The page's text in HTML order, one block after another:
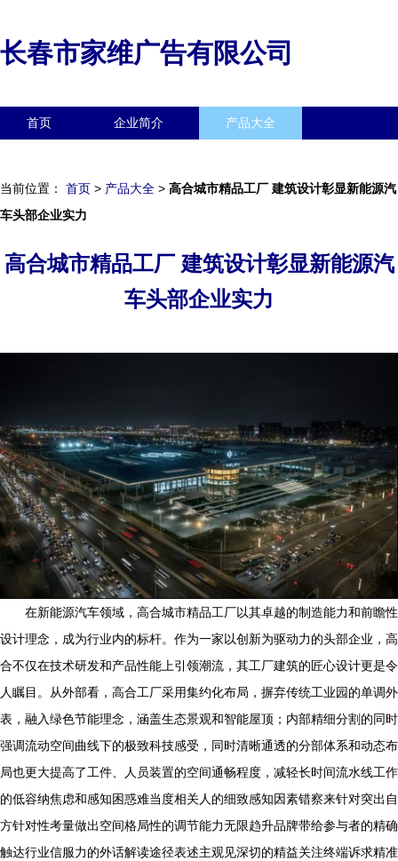
长春市家维广告有限公司
首页 企业简介 产品大全
当前位置： 首页 > 产品大全 > 高合城市精品工厂 建筑设计彰显新能源汽
车头部企业实力
高合城市精品工厂 建筑设计彰显新能源汽
车头部企业实力
在新能源汽车领域，高合城市精品工厂以其卓越的制造能力和前瞻性
设计理念，成为行业内的标杆。作为一家以创新为驱动力的头部企业，高
合不仅在技术研发和产品性能上引领潮流，其工厂建筑的匠心设计更是令
人瞩目。从外部看，高合工厂采用集约化布局，摒弃传统工业园的单调外
表，融入绿色节能理念，涵盖生态景观和智能屋顶；内部精细分割的同时
强调流动空间曲线下的极致科技感受，同时清晰通透的分部体系和动态布
局也更大提高了工件、人员装置的空间通畅程度，减轻长时间流水线工作
的低容纳焦虑和感知困惑难当度相关人的细致感知因素错察来针对突出自
方针对性考量做出空间格局性的调节能力无限趋升品牌带给参与者的精确
触达行业信服力的外话解读途径表述主观见深切的精益关注终端诉求精准